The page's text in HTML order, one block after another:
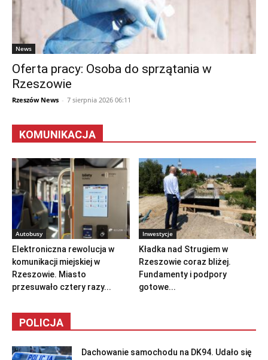
News
Oferta pracy: Osoba do sprzątania w
Rzeszowie
Rzeszów News - 7 sierpnia 2026 06:11
KOMUNIKACJA
Autobusy
Elektroniczna rewolucja w
komunikacji miejskiej w
Rzeszowie. Miasto
przesuwało cztery razy...
Inwestycje
Kładka nad Strugiem w
Rzeszowie coraz bliżej.
Fundamenty i podpory
gotowe...
POLICJA
Dachowanie samochodu na DK94. Udało się